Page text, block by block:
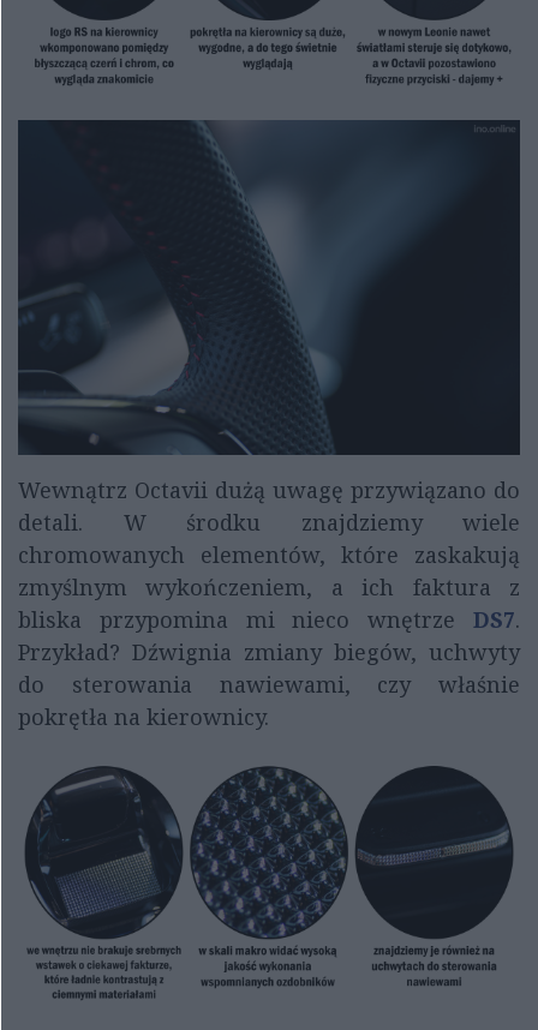
Wewnątrz Octavii dużą uwagę przywiązano do
detali. W środku znajdziemy wiele
chromowanych elementów, które zaskakują
zmyślnym wykończeniem, a ich faktura z
bliska przypomina mi nieco wnętrze DS7.
Przykład? Dźwignia zmiany biegów, uchwyty
do sterowania nawiewami, czy właśnie
pokrętła na kierownicy.